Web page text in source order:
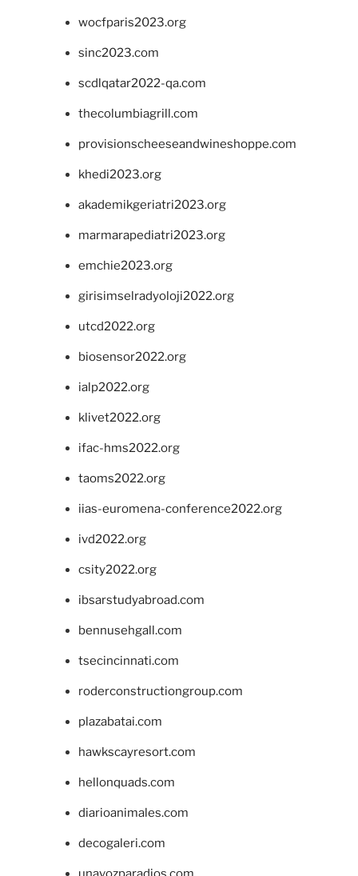
wocfparis2023.org
sinc2023.com
scdlqatar2022-qa.com
thecolumbiagrill.com
provisionscheeseandwineshoppe.com
khedi2023.org
akademikgeriatri2023.org
marmarapediatri2023.org
emchie2023.org
girisimselradyoloji2022.org
utcd2022.org
biosensor2022.org
ialp2022.org
klivet2022.org
ifac-hms2022.org
taoms2022.org
iias-euromena-conference2022.org
ivd2022.org
csity2022.org
ibsarstudyabroad.com
bennusehgall.com
tsecincinnati.com
roderconstructiongroup.com
plazabatai.com
hawkscayresort.com
hellonquads.com
diarioanimales.com
decogaleri.com